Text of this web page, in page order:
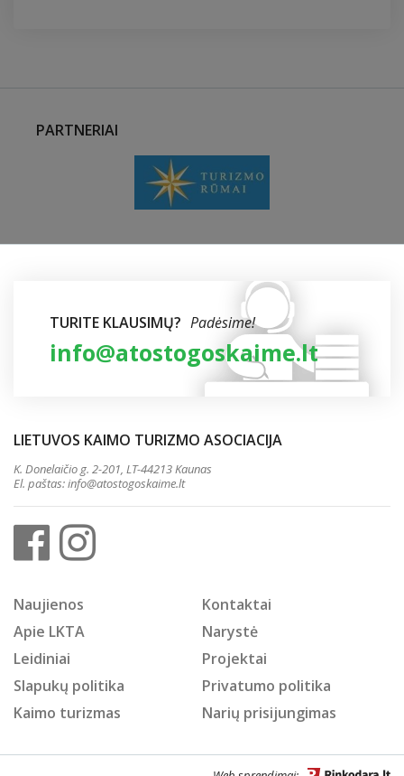
PARTNERIAI
TURITE KLAUSIMŲ? Padėsime!
info@atostogoskaime.lt
LIETUVOS KAIMO TURIZMO ASOCIACIJA
K. Donelaičio g. 2-201, LT-44213 Kaunas
El. paštas:info@atostogoskaime.lt
Naujienos
Kontaktai
Apie LKTA
Narystė
Leidiniai
Projektai
Slapukų politika
Privatumo politika
Kaimo turizmas
Narių prisijungimas